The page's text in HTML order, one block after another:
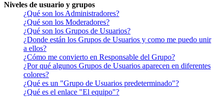
Niveles de usuario y grupos
¿Qué son los Administradores?
¿Qué son los Moderadores?
¿Qué son los Grupos de Usuarios?
¿Donde están los Grupos de Usuarios y como me puedo unir
a ellos?
¿Cómo me convierto en Responsable del Grupo?
¿Por qué algunos Grupos de Usuarios aparecen en diferentes
colores?
¿Qué es un "Grupo de Usuarios predeterminado"?
¿Qué es el enlace "El equipo"?